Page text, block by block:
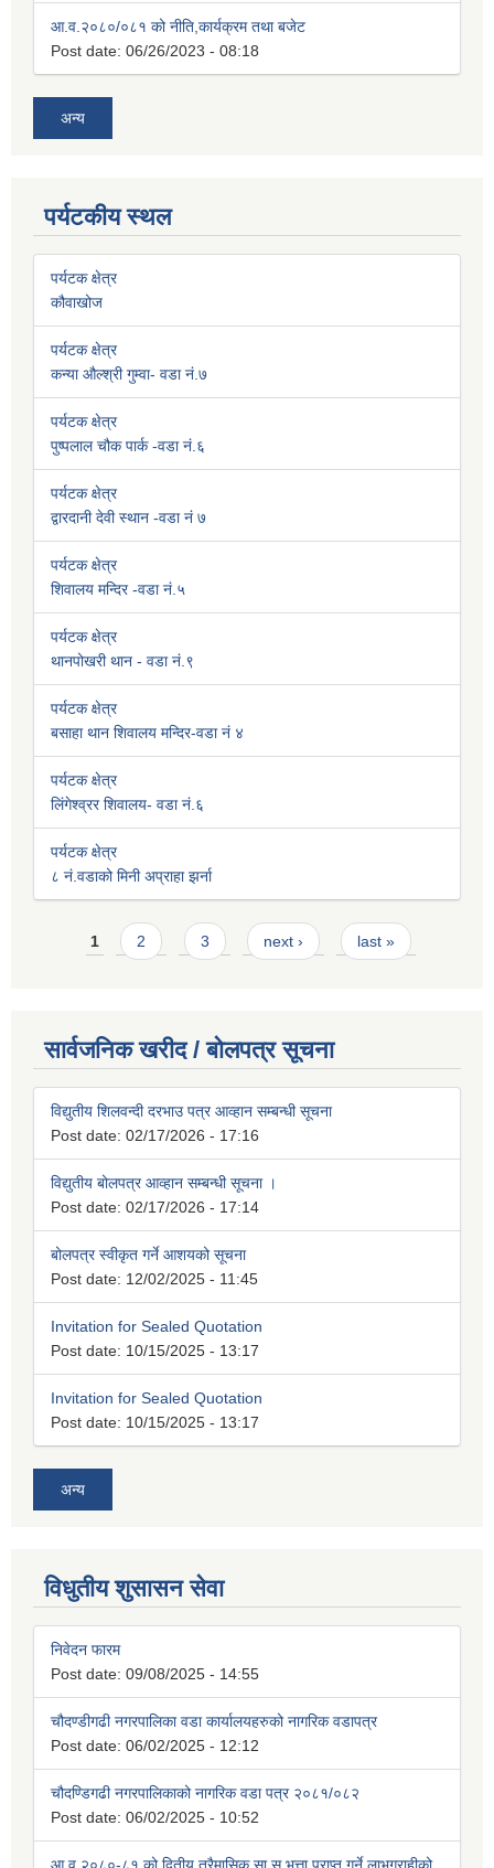
आ.व.२०८०/०८१ को नीति,कार्यक्रम तथा बजेट
Post date: 06/26/2023 - 08:18
अन्य
पर्यटकीय स्थल
पर्यटक क्षेत्र
कौवाखोज
पर्यटक क्षेत्र
कन्या औल्श्री गुम्वा- वडा नं.७
पर्यटक क्षेत्र
पुष्पलाल चौक पार्क -वडा नं.६
पर्यटक क्षेत्र
द्वारदानी देवी स्थान -वडा नं ७
पर्यटक क्षेत्र
शिवालय मन्दिर -वडा नं.५
पर्यटक क्षेत्र
थानपोखरी थान - वडा नं.९
पर्यटक क्षेत्र
बसाहा थान शिवालय मन्दिर-वडा नं ४
पर्यटक क्षेत्र
लिंगेश्व्रर शिवालय- वडा नं.६
पर्यटक क्षेत्र
८ नं.वडाको मिनी अप्राहा झर्ना
Pages
1 2 3 next › last »
सार्वजनिक खरीद / बोलपत्र सूचना
विद्युतीय शिलवन्दी दरभाउ पत्र आव्हान सम्बन्धी सूचना
Post date: 02/17/2026 - 17:16
विद्युतीय बोलपत्र आव्हान सम्बन्धी सूचना ।
Post date: 02/17/2026 - 17:14
बोलपत्र स्वीकृत गर्ने आशयको सूचना
Post date: 12/02/2025 - 11:45
Invitation for Sealed Quotation
Post date: 10/15/2025 - 13:17
Invitation for Sealed Quotation
Post date: 10/15/2025 - 13:17
अन्य
विधुतीय शुसासन सेवा
निवेदन फारम
Post date: 09/08/2025 - 14:55
चौदण्डीगढी नगरपालिका वडा कार्यालयहरुको नागरिक वडापत्र
Post date: 06/02/2025 - 12:12
चौदण्डिगढी नगरपालिकाको नागरिक वडा पत्र २०८१/०८२
Post date: 06/02/2025 - 10:52
आ.व २०८०-८१ को द्वितीय त्रैमासिक सा.सु.भत्ता प्राप्त गर्ने लाभग्राहीको